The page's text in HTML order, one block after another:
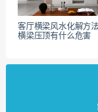
客厅横梁风水化解方
横梁压顶有什么危害